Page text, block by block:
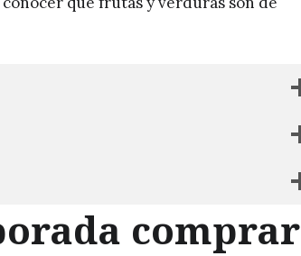
comprar